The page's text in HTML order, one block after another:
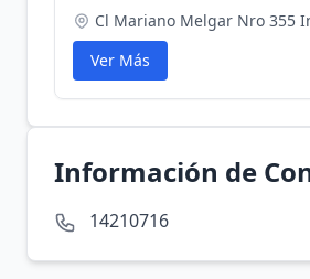
Cl Mariano Melgar Nro 355
Ver Más
Información de
14210716